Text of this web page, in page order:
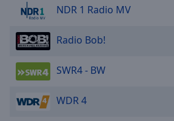
NDR 1 Radio MV
Radio Bob!
SWR4 - BW
WDR 4